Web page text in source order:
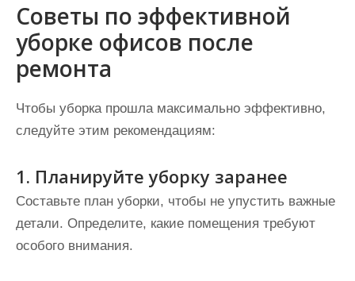
Советы по эффективной
уборке офисов после
ремонта
Чтобы уборка прошла максимально эффективно,
следуйте этим рекомендациям:
1. Планируйте уборку заранее
Составьте план уборки, чтобы не упустить важные
детали. Определите, какие помещения требуют
особого внимания.